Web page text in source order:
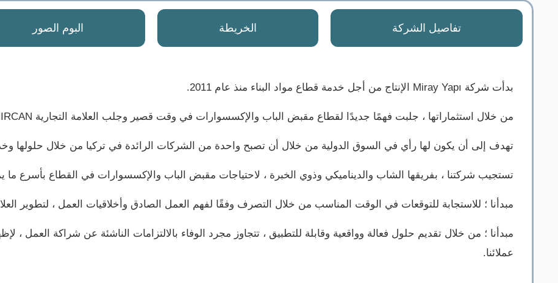
تفاصيل الشركة الخريطة البوم الصور
بدأت شركة Miray Yapı الإنتاج من أجل خدمة قطاع مواد البناء منذ عام 2011.
من خلال استثماراتها ، جلبت فهمًا جديدًا لقطاع مقبض الباب والإكسسوارات في وقت قصير وجلب العلامة التجارية MIRCAN إلى هذا القطاع.
تهدف إلى أن يكون لها رأي في السوق الدولية من خلال أن تصبح واحدة من الشركات الرائدة في تركيا من خلال حلولها
تستجيب شركتنا ، بفريقها الشاب والديناميكي وذوي الخبرة ، لاحتياجات مقبض الباب والإكسسوارات في القطاع بأسرع ما
مبدأنا ؛ للاستجابة للتوقعات في الوقت المناسب من خلال التصرف وفقًا لفهم العمل الصادق وأخلاقيات العمل ، لتطوير
مبدأنا ؛ من خلال تقديم حلول فعالة وواقعية وقابلة للتطبيق ، تتجاوز مجرد الوفاء بالالتزامات الناشئة عن شراكة العمل ،
عملائنا.